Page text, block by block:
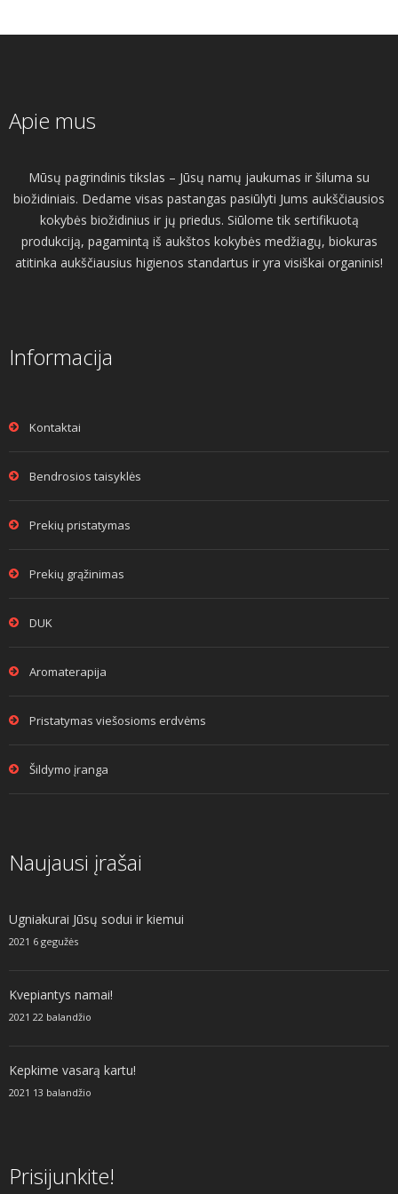
Apie mus
Mūsų pagrindinis tikslas – Jūsų namų jaukumas ir šiluma su
biožidiniais. Dedame visas pastangas pasiūlyti Jums aukščiausios
kokybės biožidinius ir jų priedus. Siūlome tik sertifikuotą
produkciją, pagamintą iš aukštos kokybės medžiagų, biokuras
atitinka aukščiausius higienos standartus ir yra visiškai organinis!
Informacija
Kontaktai
Bendrosios taisyklės
Prekių pristatymas
Prekių grąžinimas
DUK
Aromaterapija
Pristatymas viešosioms erdvėms
Šildymo įranga
Naujausi įrašai
Ugniakurai Jūsų sodui ir kiemui
2021 6 gegužės
Kvepiantys namai!
2021 22 balandžio
Kepkime vasarą kartu!
2021 13 balandžio
Prisijunkite!